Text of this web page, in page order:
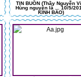
TIN BUỒN (Thầy Nguyễn
Hùng nguyên là ... 10/5/
KÍNH BÁO)